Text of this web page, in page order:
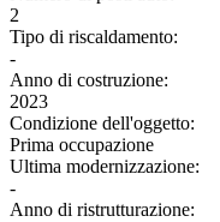
2
Tipo di riscaldamento:
-
Anno di costruzione:
2023
Condizione dell'oggetto:
Prima occupazione
Ultima modernizzazione:
-
Anno di ristrutturazione: